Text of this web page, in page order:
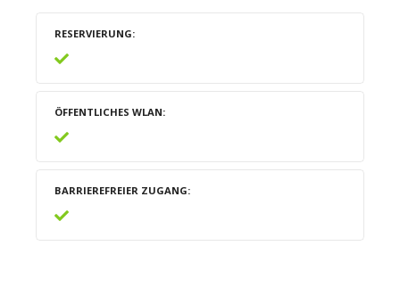
RESERVIERUNG
ÖFFENTLICHES WLAN
BARRIEREFREIER ZUGANG